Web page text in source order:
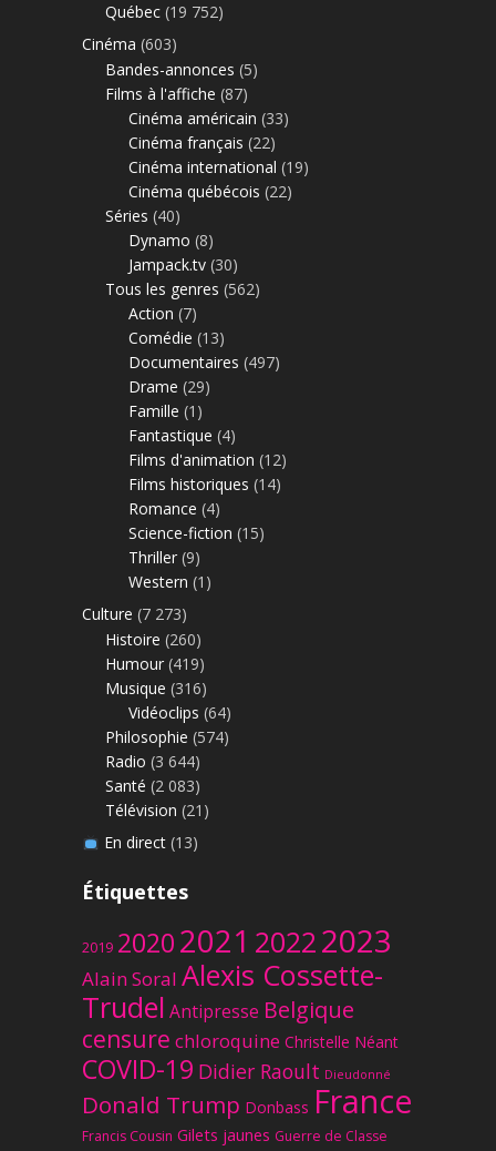
Québec (19 752)
Cinéma (603)
Bandes-annonces (5)
Films à l'affiche (87)
Cinéma américain (33)
Cinéma français (22)
Cinéma international (19)
Cinéma québécois (22)
Séries (40)
Dynamo (8)
Jampack.tv (30)
Tous les genres (562)
Action (7)
Comédie (13)
Documentaires (497)
Drame (29)
Famille (1)
Fantastique (4)
Films d'animation (12)
Films historiques (14)
Romance (4)
Science-fiction (15)
Thriller (9)
Western (1)
Culture (7 273)
Histoire (260)
Humour (419)
Musique (316)
Vidéoclips (64)
Philosophie (574)
Radio (3 644)
Santé (2 083)
Télévision (21)
En direct(13)
Étiquettes
2019 20202021 20222023
Alain Soral Alexis Cossette-
Trudel Antipresse Belgique
censure chloroquine Christelle Néant
COVID-19 Didier Raoult Dieudonné
Donald Trump Donbass France
Francis Cousin Gilets jaunes Guerre de Classe